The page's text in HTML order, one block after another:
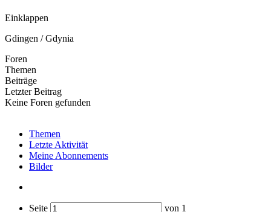
Einklappen
Gdingen / Gdynia
Foren
Themen
Beiträge
Letzter Beitrag
Keine Foren gefunden
Themen
Letzte Aktivität
Meine Abonnements
Bilder
Seite von 1